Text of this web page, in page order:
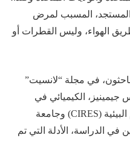
المستجد، المسبب لمرض
عن طريق الهواء، وليس القطرات أو
في مجلة “لانسيت”
جيمينيز، الكيميائي في
المعهد التعاوني للأبحاث في العلوم البيئية (CIRES) وجامعة
في الدراسة، الأدلة التي تم